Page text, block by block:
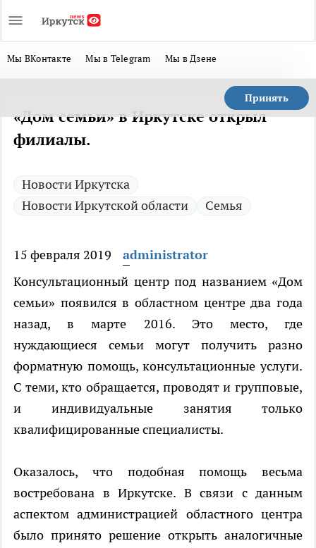
Мы ВКонтакте Мы в Telegram Мы в Дзене
Принять
«Дом семьи» в Иркутске открыл
филиалы.
Новости Иркутска
Новости Иркутской области
Семья
15 февраля 2019
administrator
Консультационный центр под названием «Дом
семьи» появился в областном центре два года
назад, в марте 2016. Это место, где
нуждающиеся семьи могут получить разно
форматную помощь, консультационные услуги.
С теми, кто обращается, проводят и групповые,
и индивидуальные занятия только
квалифицированные специалисты.
Оказалось, что подобная помощь весьма
востребована в Иркутске. В связи с данным
аспектом администрацией областного центра
было принято решение открыть аналогичные